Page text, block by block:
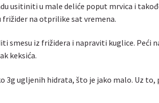
usitiniti u male deliće poput mrvica i
na otprilike sat vremena.
smesu iz frižidera i napraviti kuglice. Peći
keksića.
3g ugljenih hidrata, što je jako malo. Uz